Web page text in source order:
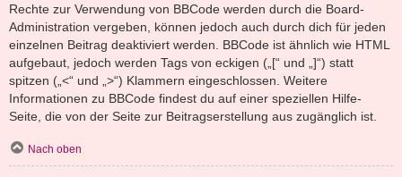
Rechte zur Verwendung von BBCode werden durch die Board-
Administration vergeben, können jedoch auch durch dich für jeden
einzelnen Beitrag deaktiviert werden. BBCode ist ähnlich wie HTML
aufgebaut, jedoch werden Tags von eckigen („[“ und „]“) statt
spitzen („<“ und „>“) Klammern eingeschlossen. Weitere
Informationen zu BBCode findest du auf einer speziellen Hilfe-
Seite, die von der Seite zur Beitragserstellung aus zugänglich ist.
Nach oben